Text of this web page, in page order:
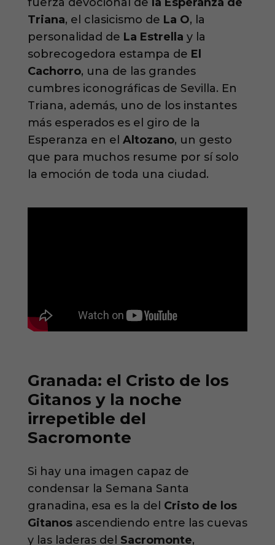
Triana, el clasicismo de La O, la
personalidad de La Estrella y la
sobrecogedora estampa de El
Cachorro, una de las grandes
cumbres iconográficas de Sevilla. En
Triana, además, uno de los instantes
más esperados es el giro de la
Esperanza en el Altozano, un gesto
que para muchos resume por sí solo
la emoción de toda una ciudad.
Granada: el Cristo de los
Gitanos y la noche
irrepetible del
Sacromonte
Si hay una imagen capaz de
condensar la Semana Santa
granadina, esa es la del Cristo de los
Gitanosascendiendo entre las cuevas
y las laderas del Sacromonte,